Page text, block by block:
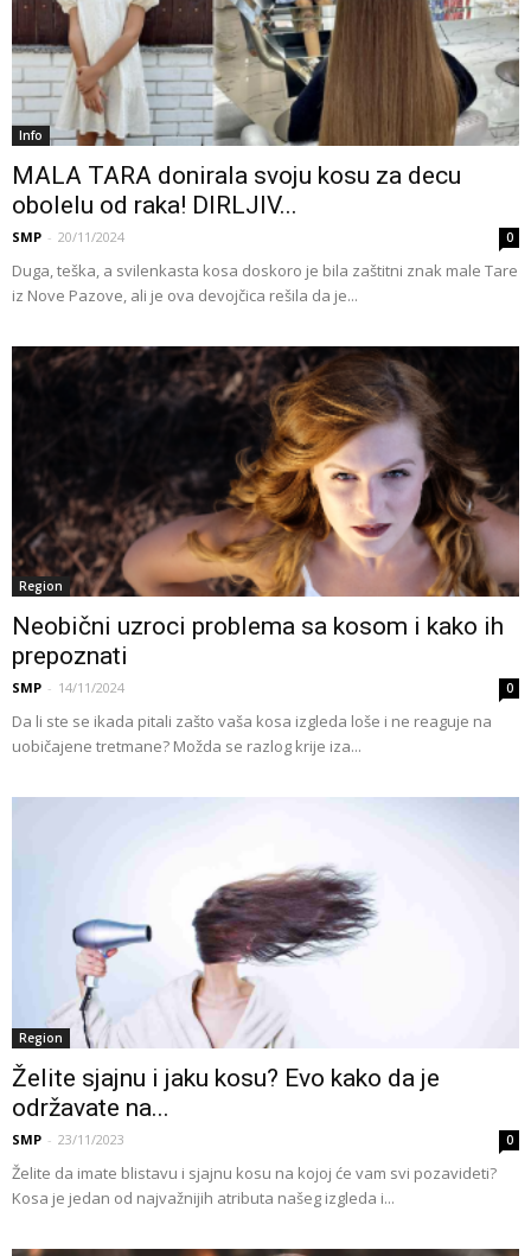
Info
MALA TARA donirala svoju kosu za decu
obolelu od raka! DIRLJIV...
SMP - 20/11/2024 0
Duga, teška, a svilenkasta kosa doskoro je bila zaštitni znak male Tare
iz Nove Pazove, ali je ova devojčica rešila da je...
Region
Neobični uzroci problema sa kosom i kako ih
prepoznati
SMP - 14/11/2024 0
Da li ste se ikada pitali zašto vaša kosa izgleda loše i ne reaguje na
uobičajene tretmane? Možda se razlog krije iza...
Region
Želite sjajnu i jaku kosu? Evo kako da je
održavate na...
SMP - 23/11/2023 0
Želite da imate blistavu i sjajnu kosu na kojoj će vam svi pozavideti?
Kosa je jedan od najvažnijih atributa našeg izgleda i...